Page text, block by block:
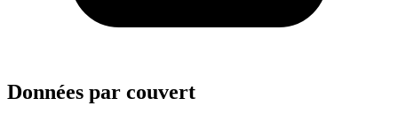
Données par couvert